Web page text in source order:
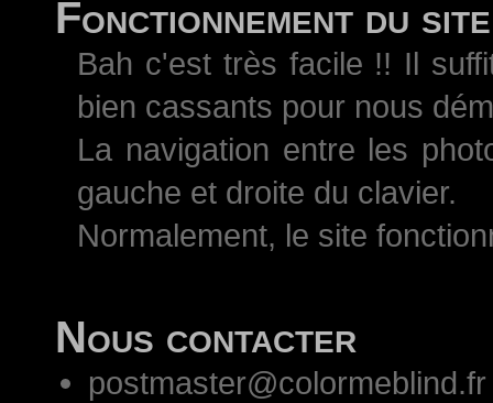
Fonctionnement du site
Bah c'est très facile !! Il
bien cassants pour nous
La navigation entre les
gauche et droite du clavier.
Normalement, le site
Nous contacter
postmaster@colormeblind.fr